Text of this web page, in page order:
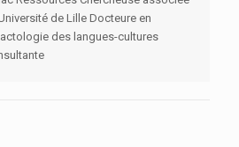
de Lille Docteure en
des langues-cultures